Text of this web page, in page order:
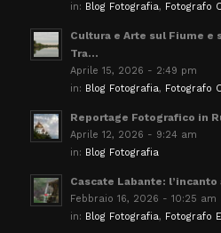
in: Blog Fotografia, Fotografo
Cultura e Arte sul Fiume e
Tra...
Aprile 15, 2026 - 2:49 pm
in: Blog Fotografia, Fotografo
Reportage Fotografico in
Aprile 12, 2026 - 9:24 am
in: Blog Fotografia
Cascate Labante: l’incanto
Febbraio 16, 2026 - 10:25 am
in: Blog Fotografia, Fotografo